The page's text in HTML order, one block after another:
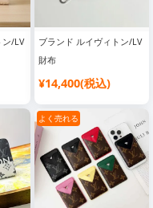
ン/LV
ブランド ルイヴィトン/LV
財布
¥14,400(税込)
よく売れる